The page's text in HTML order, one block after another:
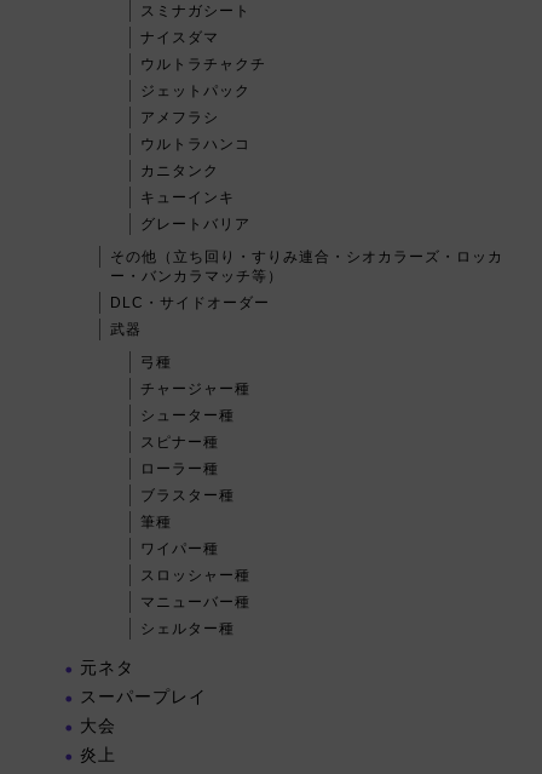
スミナガシート
ナイスダマ
ウルトラチャクチ
ジェットパック
アメフラシ
ウルトラハンコ
カニタンク
キューインキ
グレートバリア
その他（立ち回り・すりみ連合・シオカラーズ・ロッカ
ー・バンカラマッチ等）
DLC・サイドオーダー
武器
弓種
チャージャー種
シューター種
スピナー種
ローラー種
ブラスター種
筆種
ワイパー種
スロッシャー種
マニューバー種
シェルター種
元ネタ
スーパープレイ
大会
炎上